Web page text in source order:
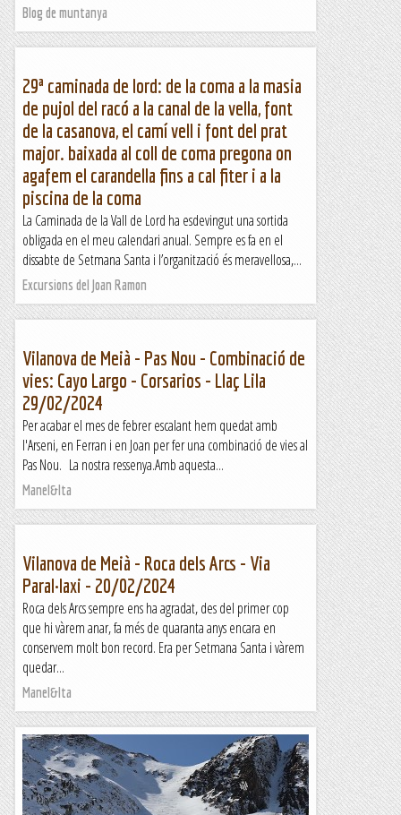
Blog de muntanya
29ª caminada de lord: de la coma a la masia
de pujol del racó a la canal de la vella, font
de la casanova, el camí vell i font del prat
major. baixada al coll de coma pregona on
agafem el carandella fins a cal fiter i a la
piscina de la coma
La Caminada de la Vall de Lord ha esdevingut una sortida
obligada en el meu calendari anual. Sempre es fa en el
dissabte de Setmana Santa i l’organització és meravellosa,...
Excursions del Joan Ramon
Vilanova de Meià - Pas Nou - Combinació de
vies: Cayo Largo - Corsarios - Llaç Lila
29/02/2024
Per acabar el mes de febrer escalant hem quedat amb
l'Arseni, en Ferran i en Joan per fer una combinació de vies al
Pas Nou. La nostra ressenya.Amb aquesta...
Manel&Ita
Vilanova de Meià - Roca dels Arcs - Via
Paral·laxi - 20/02/2024
Roca dels Arcs sempre ens ha agradat, des del primer cop
que hi vàrem anar, fa més de quaranta anys encara en
conservem molt bon record. Era per Setmana Santa i vàrem
quedar...
Manel&Ita